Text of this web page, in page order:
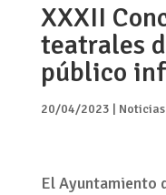
XXXII
teatrales
público
20/04/2023 | Noticias
El Ayuntamiento